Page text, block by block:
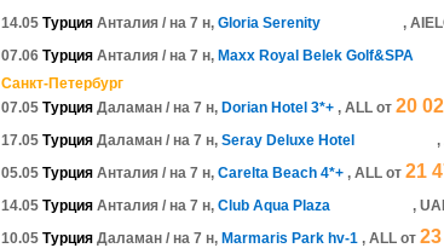
14.05 Турция Анталия / на 7 н, Gloria Serenity ,
07.06 Турция Анталия / на 7 н, Maxx Royal Belek Golf&SPA
Санкт-Петербург
07.05 Турция Даламан / на 7 н, Dorian Hotel 3*+ , ALL от 20
17.05 Турция Даламан / на 7 н, Seray Deluxe Hotel ,
05.05 Турция Анталия / на 7 н, Carelta Beach 4*+ , ALL от 21
14.05 Турция Анталия / на 7 н, Club Aqua Plaza , UAI
10.05 Турция Даламан / на 7 н, Marmaris Park hv-1 , ALL от